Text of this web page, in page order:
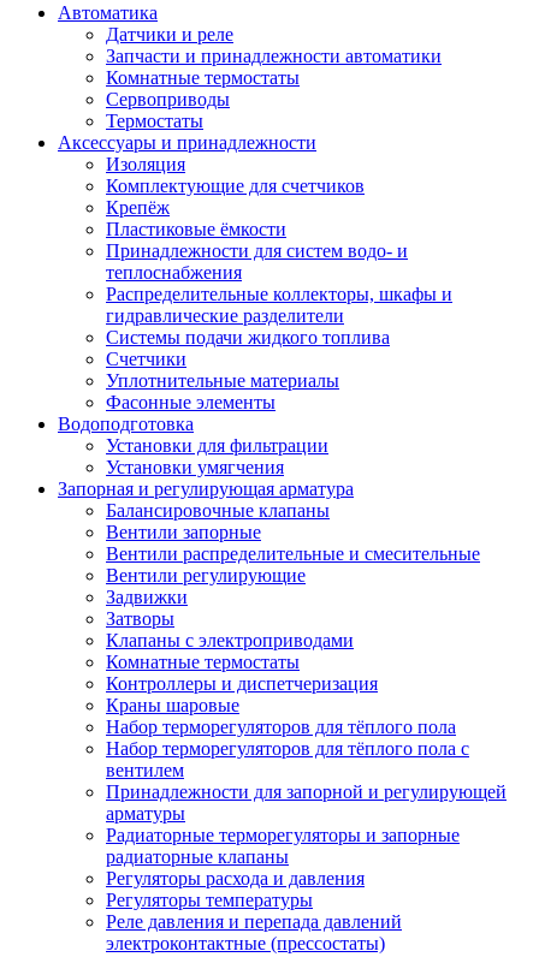
Автоматика
Датчики и реле
Запчасти и принадлежности автоматики
Комнатные термостаты
Сервоприводы
Термостаты
Аксессуары и принадлежности
Изоляция
Комплектующие для счетчиков
Крепёж
Пластиковые ёмкости
Принадлежности для систем водо- и
теплоснабжения
Распределительные коллекторы, шкафы и
гидравлические разделители
Системы подачи жидкого топлива
Счетчики
Уплотнительные материалы
Фасонные элементы
Водоподготовка
Установки для фильтрации
Установки умягчения
Запорная и регулирующая арматура
Балансировочные клапаны
Вентили запорные
Вентили распределительные и смесительные
Вентили регулирующие
Задвижки
Затворы
Клапаны с электроприводами
Комнатные термостаты
Контроллеры и диспетчеризация
Краны шаровые
Набор терморегуляторов для тёплого пола
Набор терморегуляторов для тёплого пола с
вентилем
Принадлежности для запорной и регулирующей
арматуры
Радиаторные терморегуляторы и запорные
радиаторные клапаны
Регуляторы расхода и давления
Регуляторы температуры
Реле давления и перепада давлений
электроконтактные (прессостаты)